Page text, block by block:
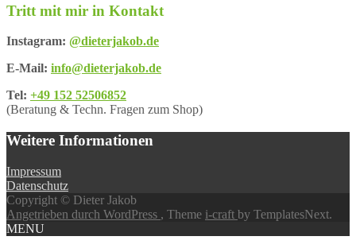
Tritt mit mir in Kontakt
Instagram: @dieterjakob.de
E-Mail: info@dieterjakob.de
Tel: +49 152 52506852
(Beratung & Techn. Fragen zum Shop)
Weitere Informationen
Impressum
Datenschutz
Copyright © Dieter Jakob
Angetrieben durch WordPress , Theme i-craft by TemplatesNext.
MENU